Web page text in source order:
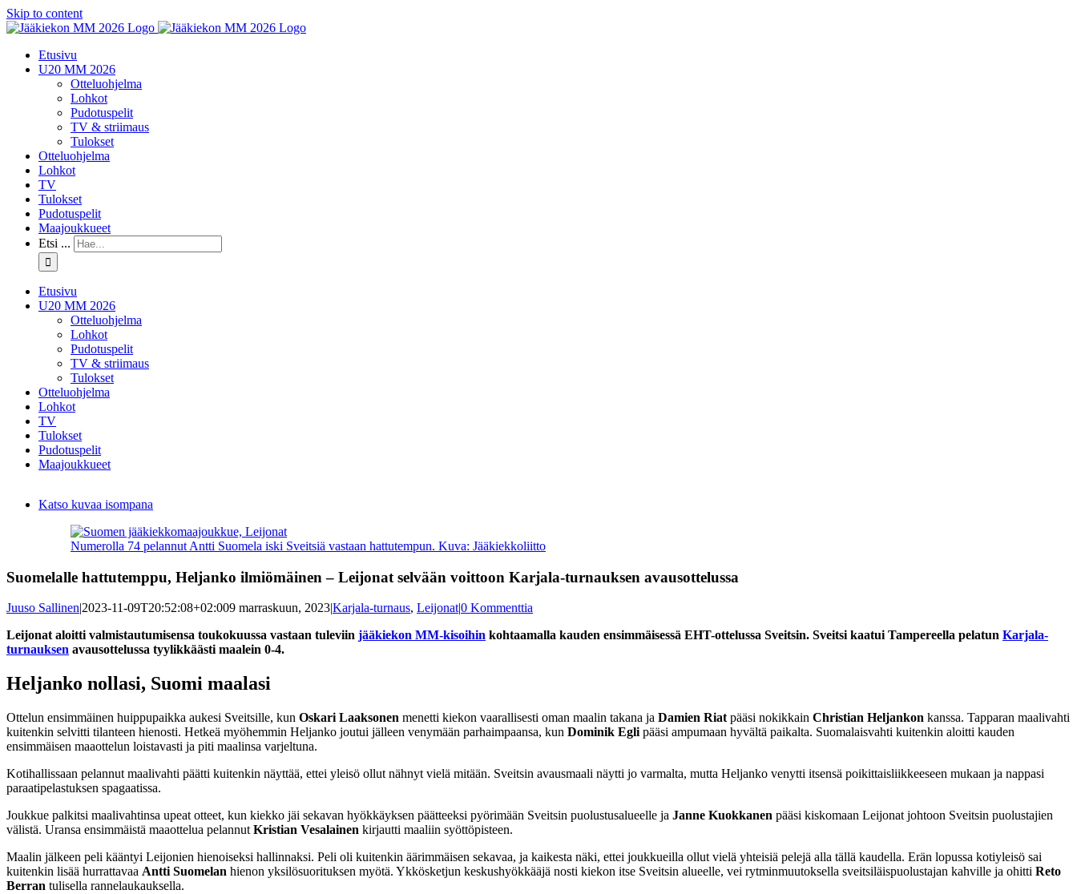
Skip to content
Etusivu
U20 MM 2026
Otteluohjelma
Lohkot
Pudotuspelit
TV & striimaus
Tulokset
Otteluohjelma
Lohkot
TV
Tulokset
Pudotuspelit
Maajoukkueet
Etsi ...
Etusivu
U20 MM 2026
Otteluohjelma
Lohkot
Pudotuspelit
TV & striimaus
Tulokset
Otteluohjelma
Lohkot
TV
Tulokset
Pudotuspelit
Maajoukkueet
Katso kuvaa isompana
Numerolla 74 pelannut Antti Suomela iski Sveitsiä vastaan hattutempun. Kuva: Jääkiekkoliitto
Suomelalle hattutemppu, Heljanko ilmiömäinen – Leijonat selvään voittoon Karjala-turnauksen avausottelussa
Juuso Sallinen|2023-11-09T20:52:08+02:009 marraskuun, 2023|Karjala-turnaus, Leijonat|0 Kommenttia
Leijonat aloitti valmistautumisensa toukokuussa vastaan tuleviin jääkiekon MM-kisoihin kohtaamalla kauden ensimmäisessä EHT-ottelussa Sveitsin. Sveitsi kaatui Tampereella pelatun Karjala-
turnauksen avausottelussa tyylikkäästi maalein 0-4.
Heljanko nollasi, Suomi maalasi
Ottelun ensimmäinen huippupaikka aukesi Sveitsille, kun Oskari Laaksonen menetti kiekon vaarallisesti oman maalin takana ja Damien Riat pääsi nokikkain Christian Heljankon kanssa. Tapparan maalivahti
kuitenkin selvitti tilanteen hienosti. Hetkeä myöhemmin Heljanko joutui jälleen venymään parhaimpaansa, kun Dominik Egli pääsi ampumaan hyvältä paikalta. Suomalaisvahti kuitenkin aloitti kauden
ensimmäisen maaottelun loistavasti ja piti maalinsa varjeltuna.
Kotihallissaan pelannut maalivahti päätti kuitenkin näyttää, ettei yleisö ollut nähnyt vielä mitään. Sveitsin avausmaali näytti jo varmalta, mutta Heljanko venytti itsensä poikittaisliikkeeseen mukaan ja nappasi
paraatipelastuksen spagaatissa.
Joukkue palkitsi maalivahtinsa upeat otteet, kun kiekko jäi sekavan hyökkäyksen päätteeksi pyörimään Sveitsin puolustusalueelle ja Janne Kuokkanen pääsi kiskomaan Leijonat johtoon Sveitsin puolustajien
välistä. Uransa ensimmäistä maaottelua pelannut Kristian Vesalainen kirjautti maaliin syöttöpisteen.
Maalin jälkeen peli kääntyi Leijonien hienoiseksi hallinnaksi. Peli oli kuitenkin äärimmäisen sekavaa, ja kaikesta näki, ettei joukkueilla ollut vielä yhteisiä pelejä alla tällä kaudella. Erän lopussa kotiyleisö sai
kuitenkin lisää hurrattavaa Antti Suomelan hienon yksilösuorituksen myötä. Ykkösketjun keskushyökkääjä nosti kiekon itse Sveitsin alueelle, vei rytminmuutoksella sveitsiläispuolustajan kahville ja ohitti Reto
Berran tulisella rannelaukauksella.